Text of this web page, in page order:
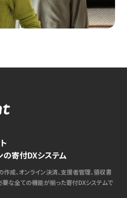
寄付DXシステム
成、オンライン決済、支援者管理、領収書
要な全ての機能が揃った寄付DXシステムで